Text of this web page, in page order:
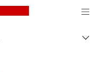
Canon Logo, back